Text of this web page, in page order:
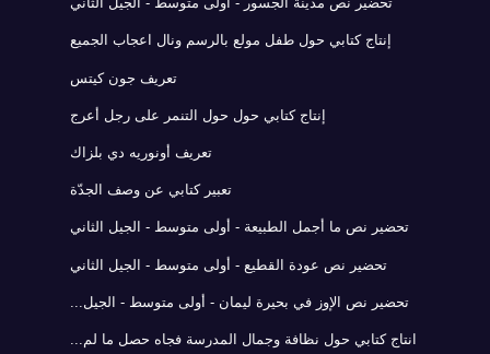
إنتاج كتابي حول طفل مولع بالرسم ونال اعجاب الجميع
تعريف جون كيتس
إنتاج كتابي حول حول التنمر على رجل أعرج
تعريف أونوريه دي بلزاك
تعبير كتابي عن وصف الجدّة
تحضير نص ما أجمل الطبيعة - أولى متوسط - الجيل الثاني
تحضير نص عودة القطيع - أولى متوسط - الجيل الثاني
تحضير نص الإوز في بحيرة ليمان - أولى متوسط - الجيل...
انتاج كتابي حول نظافة وجمال المدرسة فجاه حصل ما لم...